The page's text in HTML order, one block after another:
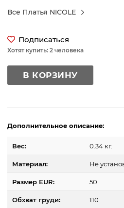
Все Платья NICOLE
Подписаться
Хотят купить: 2 человека
В КОРЗИНУ
Дополнительное описание:
Вес: 0.34 кг.
Материал: Не
Размер EUR: 50
Обхват груди: 110